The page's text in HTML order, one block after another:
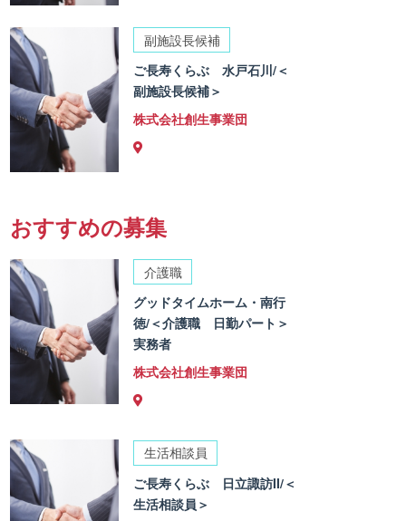
副施設長候補
ご長寿くらぶ 水戸石川/＜
副施設長候補＞
株式会社創生事業団
おすすめの募集
介護職
グッドタイムホーム・南行
徳/＜介護職 日勤パート＞
実務者
株式会社創生事業団
生活相談員
ご長寿くらぶ 日立諏訪II/＜
生活相談員＞